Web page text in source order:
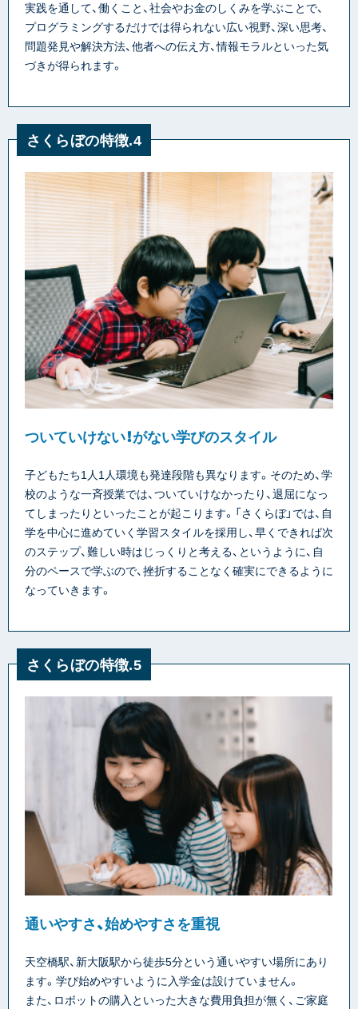
実践を通して、働くこと、社会やお金のしくみを学ぶことで、
プログラミングするだけでは得られない広い視野、深い思考、
問題発見や解決方法、他者への伝え方、情報モラルといった気
づきが得られます。
さくらぼの特徴.4
ついていけない！がない学びのスタイル
子どもたち1人1人環境も発達段階も異なります。そのため、学
校のような一斉授業では、ついていけなかったり、退屈になっ
てしまったりといったことが起こります。「さくらぼ」では、自
学を中心に進めていく学習スタイルを採用し、早くできれば次
のステップ、難しい時はじっくりと考える、というように、自
分のペースで学ぶので、挫折することなく確実にできるように
なっていきます。
さくらぼの特徴.5
通いやすさ、始めやすさを重視
天空橋駅、新大阪駅から徒歩5分という通いやすい場所にあり
ます。学び始めやすいように入学金は設けていません。
また、ロボットの購入といった大きな費用負担が無く、ご家庭